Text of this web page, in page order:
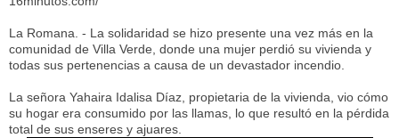
La Romana. - La solidaridad se hizo presente una vez más en la
comunidad de Villa Verde, donde una mujer perdió su vivienda y
todas sus pertenencias a causa de un devastador incendio.
La señora Yahaira Idalisa Díaz, propietaria de la vivienda, vio cómo
su hogar era consumido por las llamas, lo que resultó en la pérdida
total de sus enseres y ajuares.